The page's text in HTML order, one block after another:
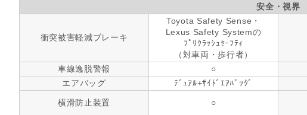
安全・視界
衝突被害軽減ブレーキ
Toyota Safety Sense・
Lexus Safety Systemの
ﾌﾟﾘｸﾗｯｼｭｾｰﾌﾃｨ
（対車両・歩行者）
車線逸脱警報 ○
エアバッグ
ﾃﾞｭｱﾙ+ｻｲﾄﾞｴｱﾊﾞｯｸﾞ
横滑防止装置 ○